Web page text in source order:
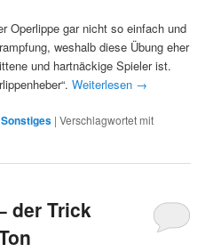
Operlippe gar nicht so einfach und
weshalb diese Übung eher
und hartnäckige Spieler ist.
Weiterlesen →
Sonstiges |Verschlagwortet mit
der Trick